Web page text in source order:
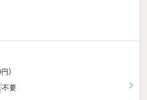
）
不要